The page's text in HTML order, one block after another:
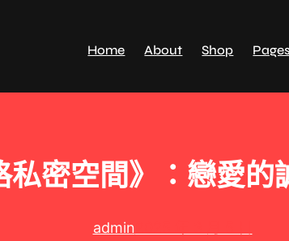
Home About Shop Pages
密空間》：戀愛的
admin